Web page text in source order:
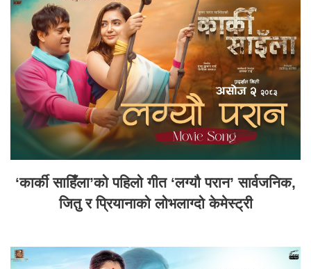
‘कार्की साहिँला’को पहिलो गीत ‘लग्यौ परान’ सार्वजनिक,
जितु र प्रियानाको लोभलाग्दो केमेस्ट्री